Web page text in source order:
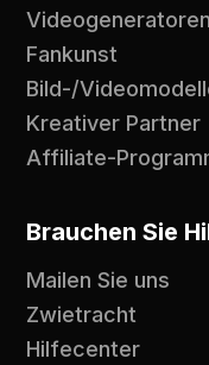
Videogeneratoren
Fankunst
Bild-/
Kreativer Partner
Affiliate-
Brauchen Sie
Mailen Sie uns
Zwietracht
Hilfecenter